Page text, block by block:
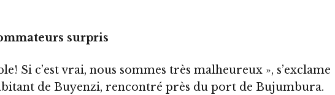
surpris
Si c’est vrai, nous sommes très malheureux », s’exclame
de Buyenzi, rencontré près du port de Bujumbura.